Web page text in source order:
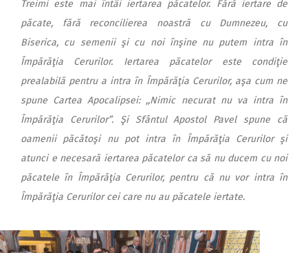
Treimi este mai întâi iertarea păcatelor. Fără iertare de
păcate, fără reconcilierea noastră cu Dumnezeu, cu
Biserica, cu semenii şi cu noi înşine nu putem intra în
Împărăţia Cerurilor. Iertarea păcatelor este condiţie
prealabilă pentru a intra în Împărăţia Cerurilor, aşa cum ne
spune Cartea Apocalipsei: ,,Nimic necurat nu va intra în
Împărăţia Cerurilor”. Şi Sfântul Apostol Pavel spune că
oamenii păcătoşi nu pot intra în Împărăţia Cerurilor şi
atunci e necesară iertarea păcatelor ca să nu ducem cu noi
păcatele în Împărăţia Cerurilor, pentru că nu vor intra în
Împărăţia Cerurilor cei care nu au păcatele iertate.